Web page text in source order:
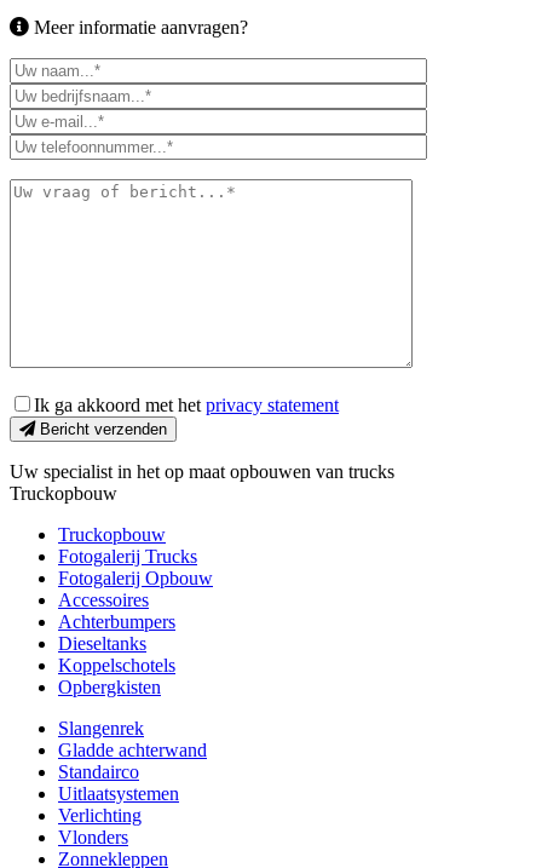
Meer informatie aanvragen?
Ik ga akkoord met hetprivacy statement
Bericht verzenden
Uw specialist in het op maat opbouwen van trucks
Truckopbouw
Truckopbouw
Fotogalerij Trucks
Fotogalerij Opbouw
Accessoires
Achterbumpers
Dieseltanks
Koppelschotels
Opbergkisten
Slangenrek
Gladde achterwand
Standairco
Uitlaatsystemen
Verlichting
Vlonders
Zonnekleppen